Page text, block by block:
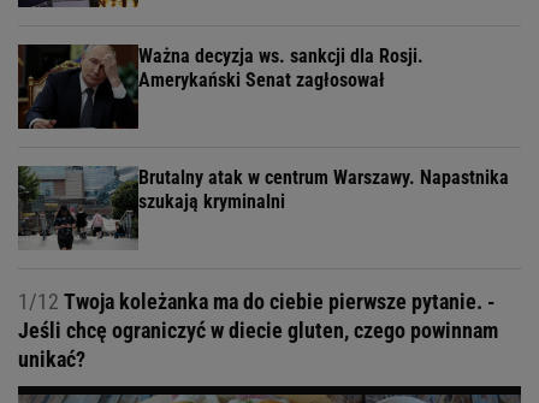
Ważna decyzja ws. sankcji dla Rosji.
Amerykański Senat zagłosował
Brutalny atak w centrum Warszawy. Napastnika
szukają kryminalni
1/12 Twoja koleżanka ma do ciebie pierwsze pytanie. -
Jeśli chcę ograniczyć w diecie gluten, czego powinnam
unikać?